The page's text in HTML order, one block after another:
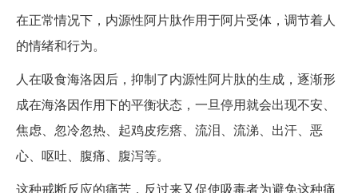
在正常情况下，内源性阿片肽作用于阿片受体，调节着人
的情绪和行为。
人在吸食海洛因后，抑制了内源性阿片肽的生成，逐渐形
成在海洛因作用下的平衡状态，一旦停用就会出现不安、
焦虑、忽冷忽热、起鸡皮疙瘩、流泪、流涕、出汗、恶
心、呕吐、腹痛、腹泻等。
这种戒断反应的痛苦，反过来又促使吸毒者为避免这种痛